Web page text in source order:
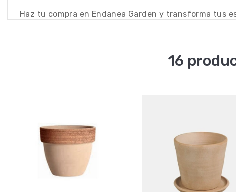
Haz tu compra en Endanea Garden y transforma tus
16